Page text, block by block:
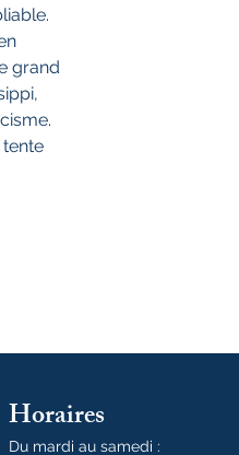
grand
Horaires
Du mardi au samedi :